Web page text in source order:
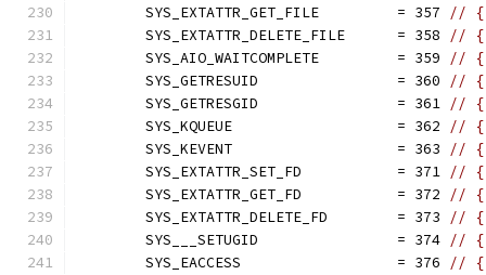
	SYS_EXTATTR_GET_FILE         = 357
// {
	SYS_EXTATTR_DELETE_FILE      = 358
// {
	SYS_AIO_WAITCOMPLETE         = 359
// {
	SYS_GETRESUID                = 360
// {
	SYS_GETRESGID                = 361
// {
	SYS_KQUEUE                   = 362
// {
	SYS_KEVENT                   = 363
// {
	SYS_EXTATTR_SET_FD           = 371
// {
	SYS_EXTATTR_GET_FD           = 372
// {
	SYS_EXTATTR_DELETE_FD        = 373
// {
	SYS___SETUGID                = 374
// {
	SYS_EACCESS                  = 376
// {